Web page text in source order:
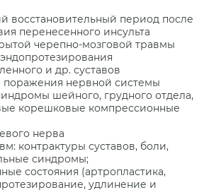
восстановительный период после
перенесенного инсульта
черепно-мозговой травмы
и др. суставов
поражения нервной системы
шейного, грудного отдела,
корешковые компрессионные
нерва
контрактуры суставов, боли,
синдромы;
состояния (артропластика,
удлинение и